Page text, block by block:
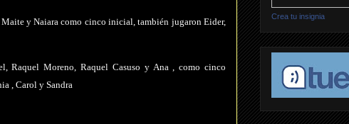
Maite y Naiara como cinco inicial, también jugaron Eider,
Raquel Moreno, Raquel Casuso y Ana , como cinco
, Carol y Sandra
Crea tu insignia